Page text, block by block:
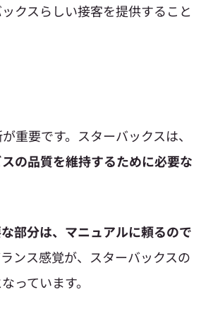
クスらしい接客を提供すること
重要です。スターバックスは、
の品質を維持するために必要な
部分は、マニュアルに頼るので
ンス感覚が、スターバックスの
っています。